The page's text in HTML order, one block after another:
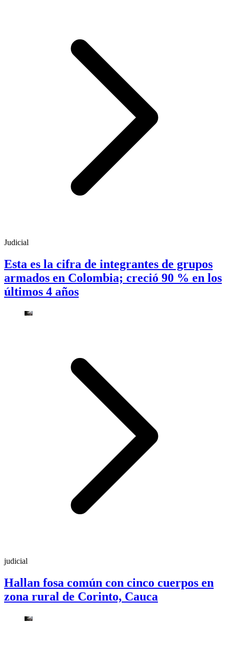
Judicial
Esta es la cifra de integrantes de grupos
armados en Colombia; creció 90 % en los
últimos 4 años
judicial
Hallan fosa común con cinco cuerpos en
zona rural de Corinto, Cauca